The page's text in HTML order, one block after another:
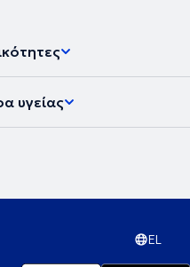
υγείας
EL